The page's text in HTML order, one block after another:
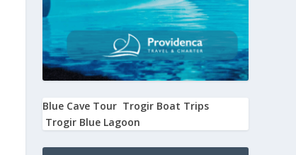
Blue Cave Tour Trogir Boat Trips
Trogir Blue Lagoon